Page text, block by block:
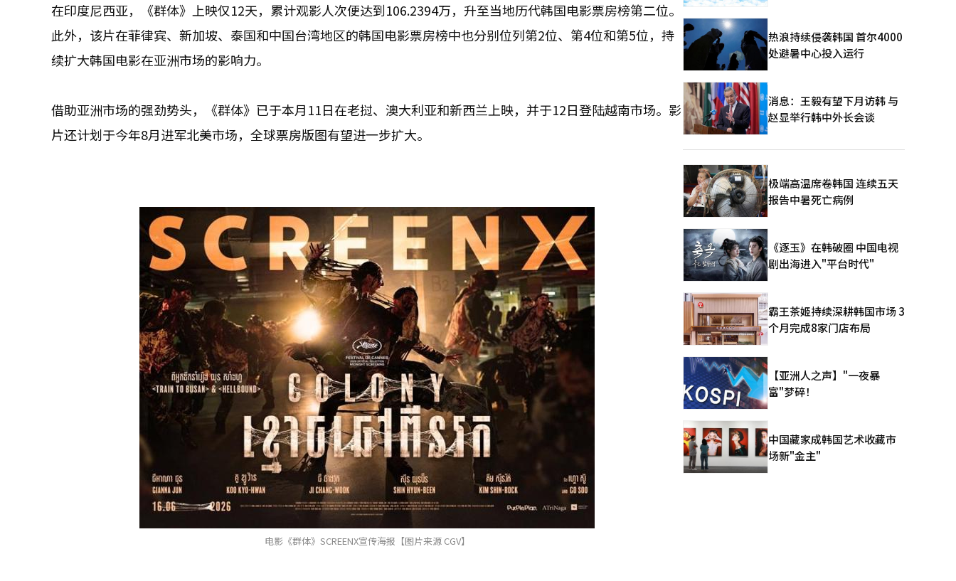
在印度尼西亚，《群体》上映仅12天，累计观影人次便达到106.2394万，升至当地历代韩国电影票房榜第二位。
此外，该片在菲律宾、新加坡、泰国和中国台湾地区的韩国电影票房榜中也分别位列第2位、第4位和第5位，持
续扩大韩国电影在亚洲市场的影响力。
借助亚洲市场的强劲势头，《群体》已于本月11日在老挝、澳大利亚和新西兰上映，并于12日登陆越南市场。影
片还计划于今年8月进军北美市场，全球票房版图有望进一步扩大。
电影《群体》SCREENX宣传海报【图片来源 CGV】
热浪持续侵袭韩国 首尔4000
处避暑中心投入运行
消息：王毅有望下月访韩 与
赵显举行韩中外长会谈
极端高温席卷韩国 连续五天
报告中暑死亡病例
《逐玉》在韩破圈 中国电视
剧出海进入"平台时代"
霸王茶姬持续深耕韩国市场 3
个月完成8家门店布局
【亚洲人之声】"一夜暴
富"梦碎！
中国藏家成韩国艺术收藏市
场新"金主"